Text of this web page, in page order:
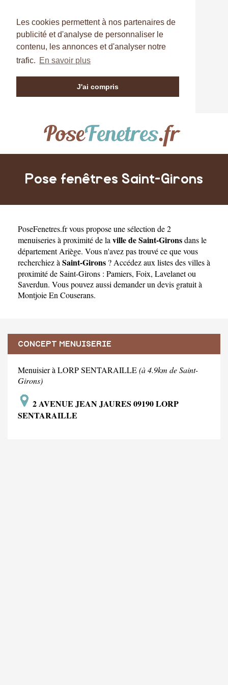
Les cookies permettent à nos partenaires de
publicité et d'analyse de personnaliser le
contenu, les annonces et d'analyser notre
trafic. En savoir plus
J'ai compris
Pose fenêtres Saint-Girons
PoseFenetres.frvous propose une sélection de 2
menuiseries à proximité de la ville de Saint-Gironsdans le
départementAriège. Vous n'avez pas trouvé ce que vous
recherchiez à Saint-Girons ? Accédez aux listes des villes à
proximité de Saint-Girons : Pamiers, Foix, Lavelanetou
Saverdun. Vous pouvez aussi demander un devis gratuit à
Montjoie En Couserans.
CONCEPT MENUISERIE
Menuisier à LORP SENTARAILLE(à 4.9km de Saint-
Girons)
2 AVENUE JEAN JAURES 09190 LORP
SENTARAILLE